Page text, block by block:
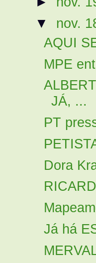
▼ nov.
AQUI
MPE
JÁ, ...
PT
Dora
Já há